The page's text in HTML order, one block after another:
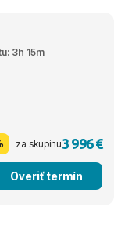
3h 15m
za skupinu3 996 €
Overiť termín